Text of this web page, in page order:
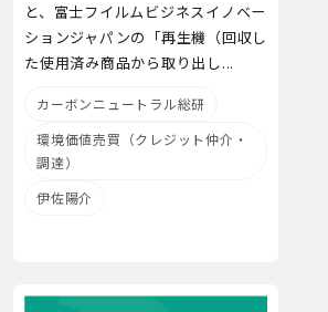
と、富士フイルムビジネスイノベー
ションジャパンの「再生機（回収し
た使用済み商品から取り出し...
カーボンニュートラル総研
環境価値売買（クレジット仲介・
調達）
伊佐陽介